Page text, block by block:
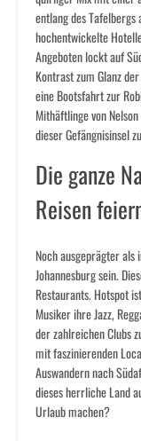
entlang des
hochentwickelte
Angeboten lockt auf
Kontrast zum Glanz
eine Bootsfahrt zur
Mithäftlinge von
dieser Gefängnisinsel
Die ganze
Reisen
Noch ausgeprägter
Johannesburg sein.
Restaurants. Hotspot
Musiker ihre Jazz,
der zahlreichen Clubs
mit faszinierenden
Auswandern nach
dieses herrliche Land
Urlaub machen?